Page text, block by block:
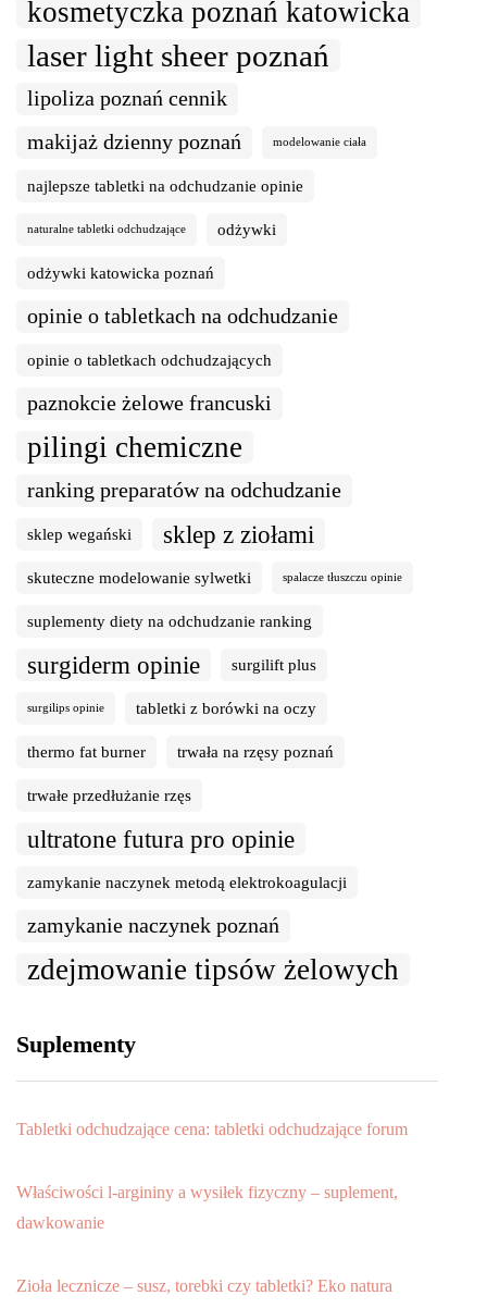
kosmetyczka poznań katowicka
laser light sheer poznań
lipoliza poznań cennik
makijaż dzienny poznań
modelowanie ciała
najlepsze tabletki na odchudzanie opinie
naturalne tabletki odchudzające odżywki
odżywki katowicka poznań
opinie o tabletkach na odchudzanie
opinie o tabletkach odchudzających
paznokcie żelowe francuski
pilingi chemiczne
ranking preparatów na odchudzanie
sklep wegański sklep z ziołami
skuteczne modelowanie sylwetki spalacze tłuszczu opinie
suplementy diety na odchudzanie ranking
surgiderm opinie surgilift plus
surgilips opinie tabletki z borówki na oczy
thermo fat burner trwała na rzęsy poznań
trwałe przedłużanie rzęs
ultratone futura pro opinie
zamykanie naczynek metodą elektrokoagulacji
zamykanie naczynek poznań
zdejmowanie tipsów żelowych
Suplementy
Tabletki odchudzające cena: tabletki odchudzające forum
Właściwości l-argininy a wysiłek fizyczny – suplement,
dawkowanie
Zioła lecznicze – susz, torebki czy tabletki? Eko natura